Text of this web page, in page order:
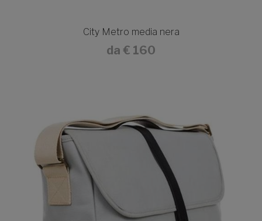
City Metro media nera
da € 160